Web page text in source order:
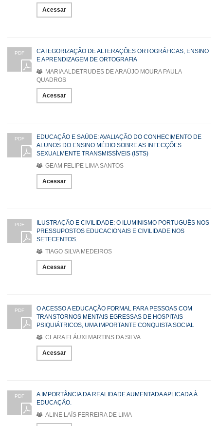
Acessar
PDF
CATEGORIZAÇÃO DE ALTERAÇÕES ORTOGRÁFICAS, ENSINO
E APRENDIZAGEM DE ORTOGRAFIA
MARIA ALDETRUDES DE ARAÚJO MOURA PAULA
QUADROS
Acessar
PDF
EDUCAÇÃO E SAÚDE: AVALIAÇÃO DO CONHECIMENTO DE
ALUNOS DO ENSINO MÉDIO SOBRE AS INFECÇÕES
SEXUALMENTE TRANSMISSÍVEIS (ISTS)
GEAM FELIPE LIMA SANTOS
Acessar
PDF
ILUSTRAÇÃO E CIVILIDADE: O ILUMINISMO PORTUGUÊS NOS
PRESSUPOSTOS EDUCACIONAIS E CIVILIDADE NOS
SETECENTOS.
TIAGO SILVA MEDEIROS
Acessar
PDF
O ACESSO A EDUCAÇÃO FORMAL PARA PESSOAS COM
TRANSTORNOS MENTAIS EGRESSAS DE HOSPITAIS
PSIQUIÁTRICOS, UMA IMPORTANTE CONQUISTA SOCIAL
CLARA FLÁUXI MARTINS DA SILVA
Acessar
PDF
A IMPORTÂNCIA DA REALIDADE AUMENTADA APLICADA À
EDUCAÇÃO.
ALINE LAÍS FERREIRA DE LIMA